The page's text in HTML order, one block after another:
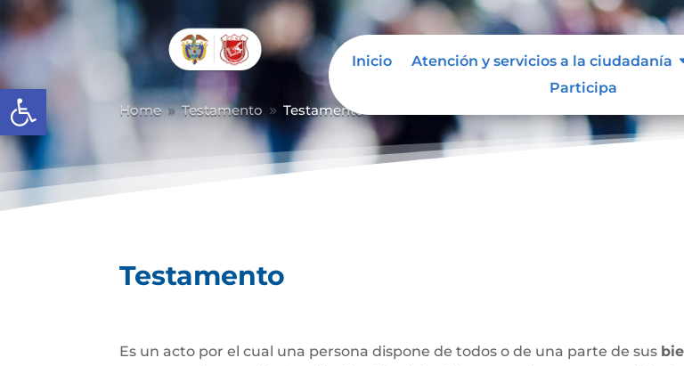
Abrir barra de herramientas
Inicio Atención y servicios a la ciudadanía
Participa
Home 9 Testamento 9 Testamento
Testamento
Es un acto por el cual una persona dispone de todos o de una parte de sus